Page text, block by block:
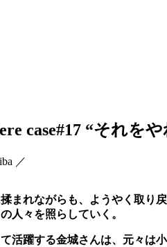
case#17 “それを
／
まれながらも、ようやく取り
人々を照らしていく。
活躍する金城さんは、元々は